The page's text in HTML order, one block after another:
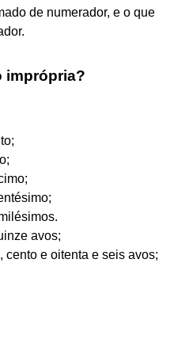
de numerador, e o que
imprópria?
avos;
cento e oitenta e seis avos;